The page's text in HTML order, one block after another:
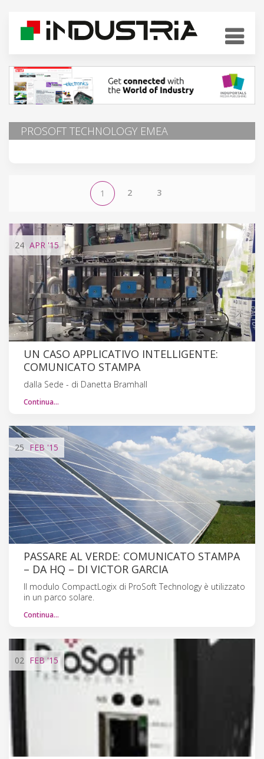
PROSOFT TECHNOLOGY EMEA
1 2 3
24 APR '15
UN CASO APPLICATIVO INTELLIGENTE:
COMUNICATO STAMPA
dalla Sede - di Danetta Bramhall
Continua…
25 FEB '15
PASSARE AL VERDE: COMUNICATO STAMPA
– DA HQ – DI VICTOR GARCIA
Il modulo CompactLogix di ProSoft Technology è utilizzato
in un parco solare.
Continua…
02 FEB'15